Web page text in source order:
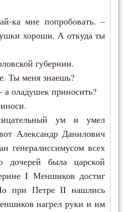
мне попробовать. –
хороши. А откуда ты
губернии.
меня знаешь?
приносить?
ум и умел
Александр Данилович
генералиссимусом всех
дочерей была царской
I Меншиков достиг
при Петре II нашлись
нагрел руки и им